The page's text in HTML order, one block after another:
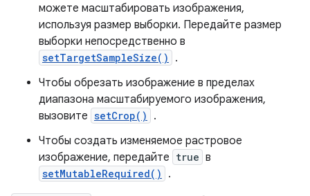
можете масштабировать изображения,
используя размер выборки. Передайте размер
выборки непосредственно в
setTargetSampleSize()
.
Чтобы обрезать изображение в пределах
диапазона масштабируемого изображения,
вызовите setCrop()
.
Чтобы создать изменяемое растровое
изображение, передайте true в
setMutableRequired() .